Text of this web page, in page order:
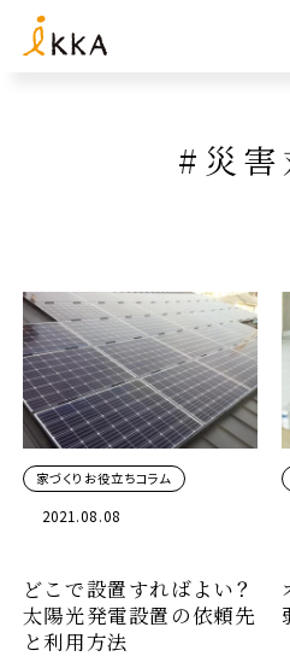
#災害
家づくりお役立ちコラム
2021.08.08
どこで設置すればよい？
太陽光発電設置の依頼先
と利用方法